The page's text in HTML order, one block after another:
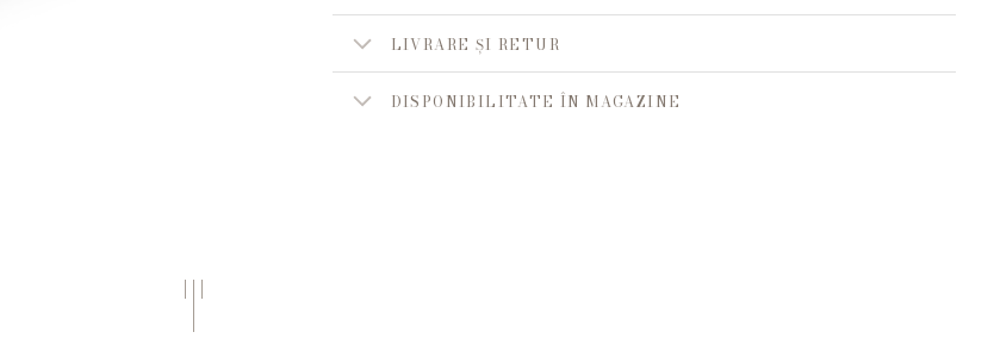
LIVRARE ȘI RETUR
DISPONIBILITATE ÎN MAGAZINE